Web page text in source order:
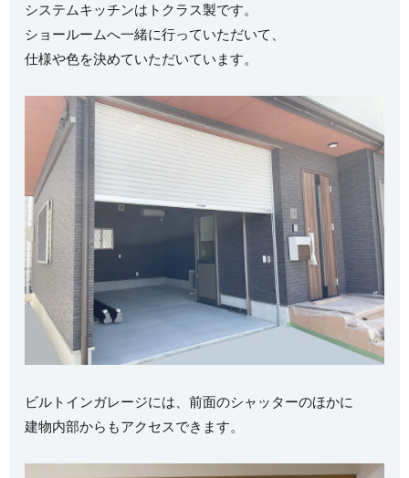
システムキッチンはトクラス製です。
ショールームへ一緒に行っていただいて、
仕様や色を決めていただいています。
ビルトインガレージには、前面のシャッターのほかに
建物内部からもアクセスできます。